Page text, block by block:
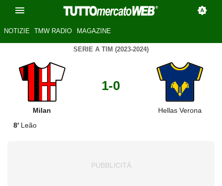
NOTIZIE TMW RADIO MAGAZINE
SERIE A TIM (2023-2024)
Milan
1-0
Hellas Verona
8' Leão